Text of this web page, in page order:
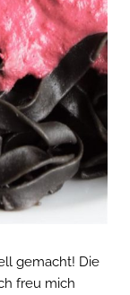
gemacht! Die
freu mich